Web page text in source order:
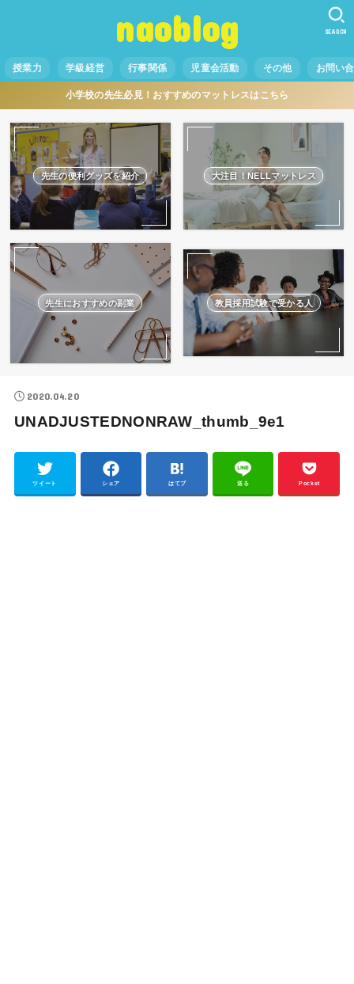
naoblog
授業力 学級経営 行事関係 児童会活動 その他 お問い
SEARCH
小学校の先生必見！おすすめのマットレスはこちら
先生の便利グッズを紹介 大注目！NELLマットレス
先生におすすめの副業 教員採用試験で受かる人
2020.04.20
UNADJUSTEDNONRAW_thumb_9e1
ツイート シェア はてブ 送る Pocket